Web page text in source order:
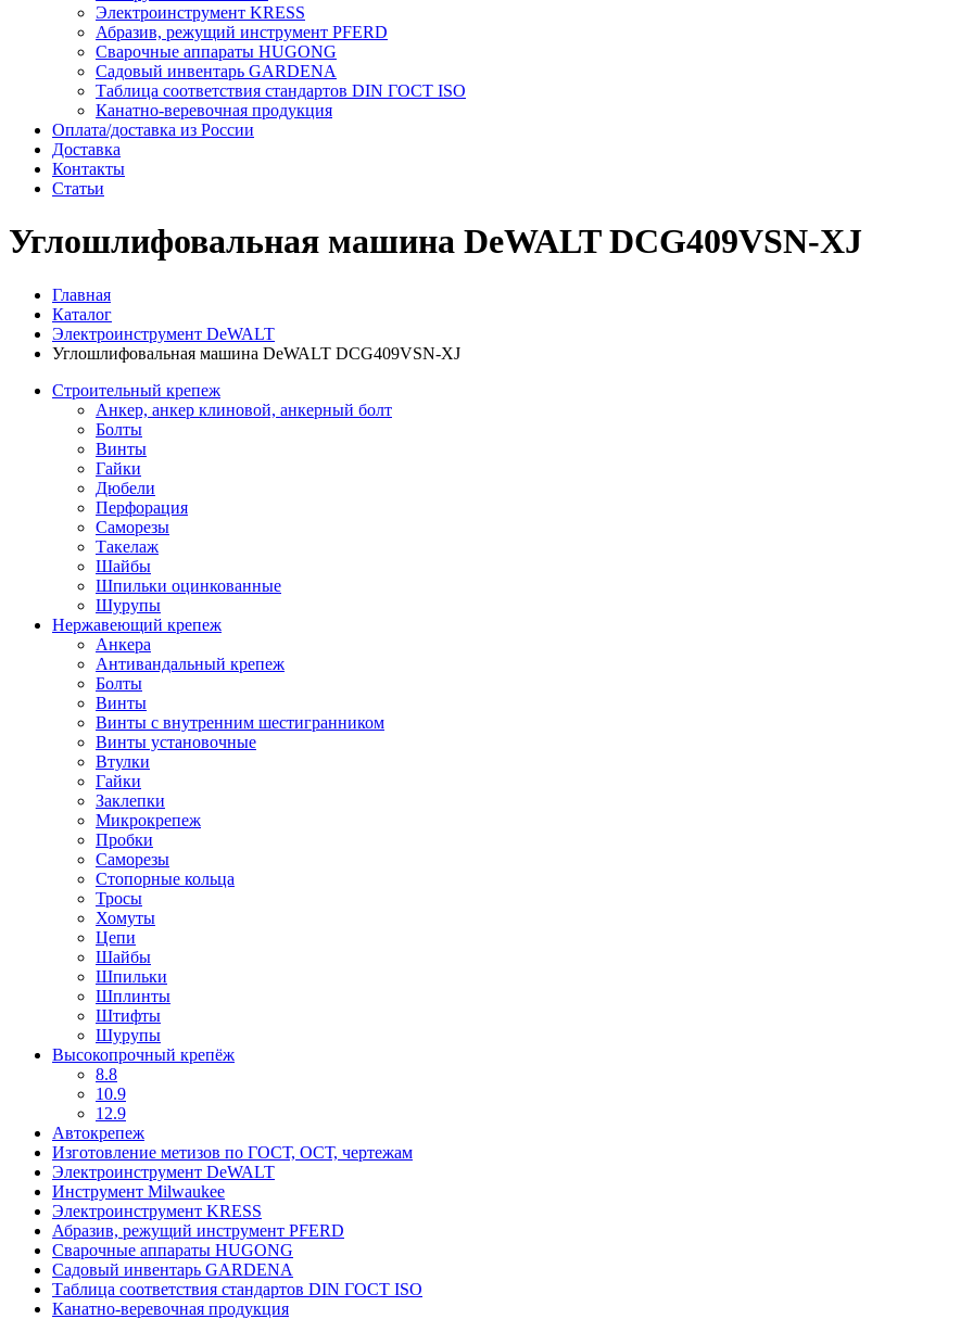
Электроинструмент KRESS
Абразив, режущий инструмент PFERD
Сварочные аппараты HUGONG
Садовый инвентарь GARDENA
Таблица соответствия стандартов DIN ГОСТ ISO
Канатно-веревочная продукция
Оплата/доставка из России
Доставка
Контакты
Статьи
Углошлифовальная машина DeWALT DCG409VSN-XJ
Главная
Каталог
Электроинструмент DeWALT
Углошлифовальная машина DeWALT DCG409VSN-XJ
Строительный крепеж
Анкер, анкер клиновой, анкерный болт
Болты
Винты
Гайки
Дюбели
Перфорация
Саморезы
Такелаж
Шайбы
Шпильки оцинкованные
Шурупы
Нержавеющий крепеж
Анкера
Антивандальный крепеж
Болты
Винты
Винты с внутренним шестигранником
Винты установочные
Втулки
Гайки
Заклепки
Микрокрепеж
Пробки
Саморезы
Стопорные кольца
Тросы
Хомуты
Цепи
Шайбы
Шпильки
Шплинты
Штифты
Шурупы
Высокопрочный крепёж
8.8
10.9
12.9
Автокрепеж
Изготовление метизов по ГОСТ, ОСТ, чертежам
Электроинструмент DeWALT
Инструмент Milwaukee
Электроинструмент KRESS
Абразив, режущий инструмент PFERD
Сварочные аппараты HUGONG
Садовый инвентарь GARDENA
Таблица соответствия стандартов DIN ГОСТ ISO
Канатно-веревочная продукция